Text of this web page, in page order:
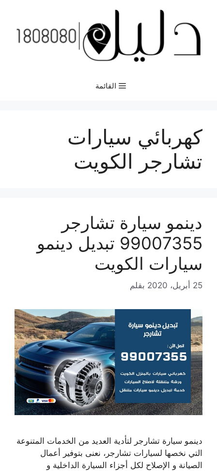
المحتوى
القائمة
كهربائي سيارات
تشارجر الكويت
دينمو سيارة تشارجر
99007355 تبديل دينمو
سيارات الكويت
25 أبريل، 2020 بقلم
دينمو سيارة تشارجر لتأدية العديد من الخدمات المتنوعة
التي نخصها لسيارات تشارجر، نعنى بتوفير أعمال
الصيانة و الإصلاح لكل أجزاء السيارة الداخلية و